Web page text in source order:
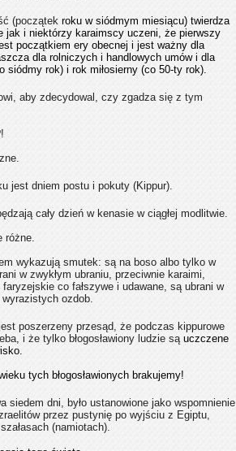
(początek roku w siódmym miesiącu) twierdza
jak i niektórzy karaimscy uczeni, że pierwszy
początkiem ery obecnej i jest ważny dla
dla rolniczych i handlowych umów i dla
siódmy rok) i rok miłosierny (co 50-ty rok).
aby zdecydowal, czy zgadza się z tym
jest dniem postu i pokuty (Kippur).
cały dzień w kenasie w ciągłej modlitwie.
różne.
wykazują smutek: są na boso albo tylko w
w zwykłym ubraniu, przeciwnie karaimi,
co fałszywe i udawane, są ubrani w
ozdob.
poszerzeny przesąd, że podczas kippurowe
i że tylko błogosławiony ludzie są uczczene
tych błogosławionych brakujemy!
siedem dni, było ustanowione jako wspomnienie
przez pustynię po wyjściu z Egiptu,
(namiotach).